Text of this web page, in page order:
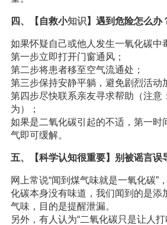
四、【自救小知识 】遇到危险怎么办
如果怀疑自己或他人发生一氧化碳中
第一步立即打开门窗通风；
第二步将患者移至空气流通处；
第三步保持安静平躺，避免剧烈活动
第四步尽快联系亲友寻求帮助（注意
为）；
如果是二氧化碳引起的不适，第一时
气即可缓解。
五、【科学认知很重要】别被谣言误
网上常说“闻到煤气味就是一氧化碳”
化碳本身没有味道，我们闻到的是添
气味，目的是提醒泄漏。
另外，有人认为“二氧化碳只是让人